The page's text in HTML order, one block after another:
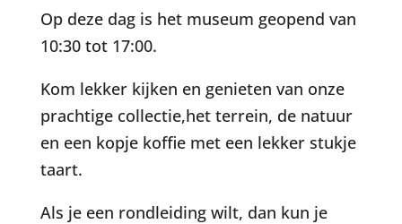
Op deze dag is het museum geopend van
10:30 tot 17:00.
Kom lekker kijken en genieten van onze
prachtige collectie,het terrein, de natuur
en een kopje koffie met een lekker stukje
taart.
Als je een rondleiding wilt, dan kun je